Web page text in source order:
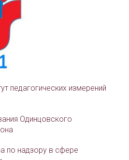
педагогических измерений
Одинцовского
по надзору в сфере